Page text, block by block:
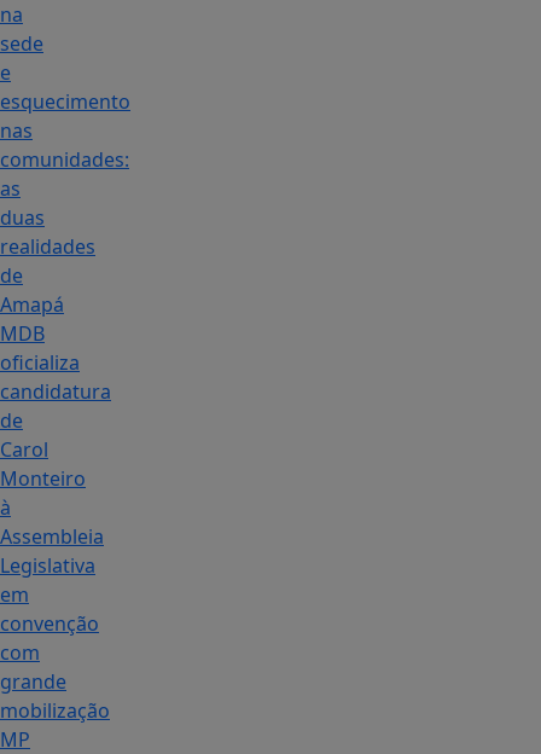
na
sede
e
esquecimento
nas
comunidades:
as
duas
realidades
de
Amapá
MDB
oficializa
candidatura
de
Carol
Monteiro
à
Assembleia
Legislativa
em
convenção
com
grande
mobilização
MP